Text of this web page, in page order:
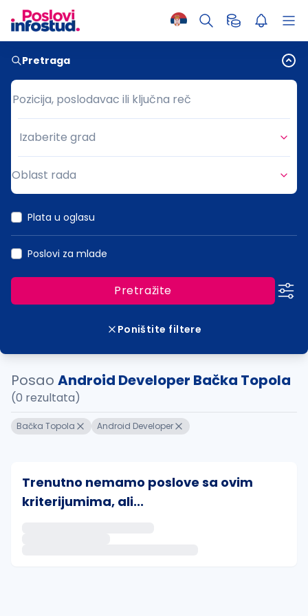
Pretraga
Pozicija, poslodavac ili ključna reč
Pozicija, poslodavac ili ključna reč
Grad
Izaberite grad
Oblast rada
Plata u oglasu
Poslovi za mlade
Pretražite
Poništite filtere
Posao Android Developer Bačka Topola
(0 rezultata)
Bačka Topola Android Developer
Trenutno nemamo poslove sa ovim
kriterijumima, ali...